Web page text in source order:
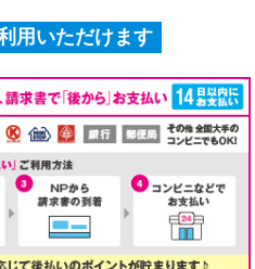
用いただけます